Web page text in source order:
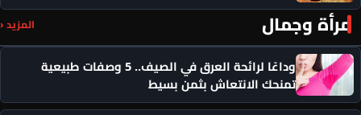
مرأة وجمال المزيد ‹
وداعًا لرائحة العرق في الصيف.. 5 وصفات طبيعية
تمنحك الانتعاش بثمن بسيط